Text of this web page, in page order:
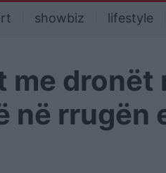
showbiz lifestyle
me dronët
në rrugën